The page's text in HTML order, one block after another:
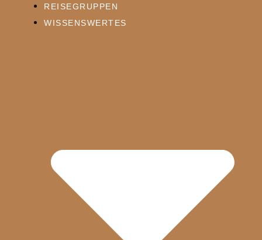
REISEGRUPPEN
WISSENSWERTES